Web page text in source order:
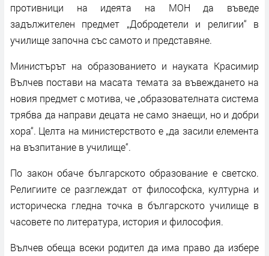
противници на идеята на МОН да въведе
задължителен предмет „Добродетели и религии“ в
училище започна със самото и представяне.
Министърът на образованието и науката Красимир
Вълчев постави на масата темата за въвеждането на
новия предмет с мотива, че „образователната система
трябва да направи децата не само знаещи, но и добри
хора“. Целта на министерството е „да засили елемента
на възпитание в училище“.
По закон обаче българското образование е светско.
Религиите се разглеждат от философска, културна и
историческа гледна точка в българското училище в
часовете по литература, история и философия.
Вълчев обеща всеки родител да има право да избере